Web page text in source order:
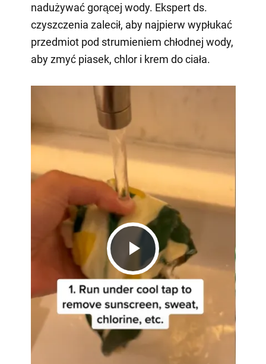
nadużywać gorącej wody. Ekspert ds.
czyszczenia zalecił, aby najpierw wypłukać
przedmiot pod strumieniem chłodnej wody,
aby zmyć piasek, chlor i krem do ciała.
Play
Video